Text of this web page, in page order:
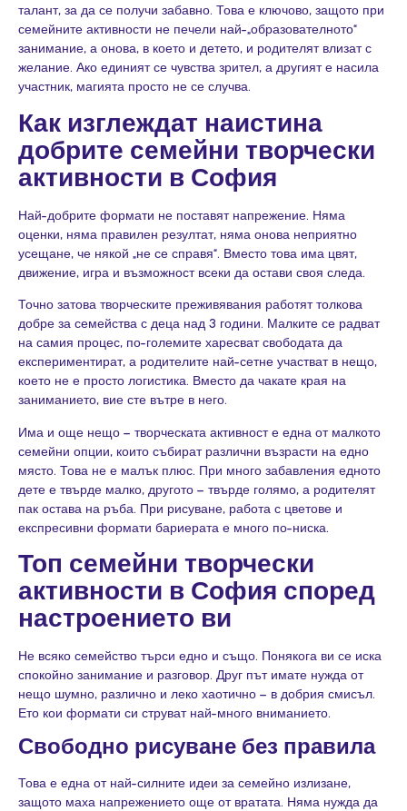
талант, за да се получи забавно. Това е ключово, защото при
семейните активности не печели най-„образователното“
занимание, а онова, в което и детето, и родителят влизат с
желание. Ако единият се чувства зрител, а другият е насила
участник, магията просто не се случва.
Как изглеждат наистина
добрите семейни творчески
активности в София
Най-добрите формати не поставят напрежение. Няма
оценки, няма правилен резултат, няма онова неприятно
усещане, че някой „не се справя“. Вместо това има цвят,
движение, игра и възможност всеки да остави своя следа.
Точно затова творческите преживявания работят толкова
добре за семейства с деца над 3 години. Малките се радват
на самия процес, по-големите харесват свободата да
експериментират, а родителите най-сетне участват в нещо,
което не е просто логистика. Вместо да чакате края на
заниманието, вие сте вътре в него.
Има и още нещо – творческата активност е една от малкото
семейни опции, които събират различни възрасти на едно
място. Това не е малък плюс. При много забавления едното
дете е твърде малко, другото – твърде голямо, а родителят
пак остава на ръба. При рисуване, работа с цветове и
експресивни формати бариерата е много по-ниска.
Топ семейни творчески
активности в София според
настроението ви
Не всяко семейство търси едно и също. Понякога ви се иска
спокойно занимание и разговор. Друг път имате нужда от
нещо шумно, различно и леко хаотично – в добрия смисъл.
Ето кои формати си струват най-много вниманието.
Свободно рисуване без правила
Това е една от най-силните идеи за семейно излизане,
защото маха напрежението още от вратата. Няма нужда да